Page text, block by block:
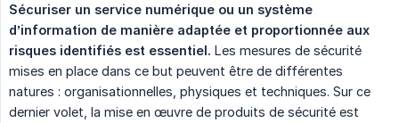
Sécuriser un service numérique ou un système
d’information de manière adaptée et proportionnée aux
risques identifiés est essentiel. Les mesures de sécurité
mises en place dans ce but peuvent être de différentes
natures : organisationnelles, physiques et techniques. Sur ce
dernier volet, la mise en œuvre de produits de sécurité est